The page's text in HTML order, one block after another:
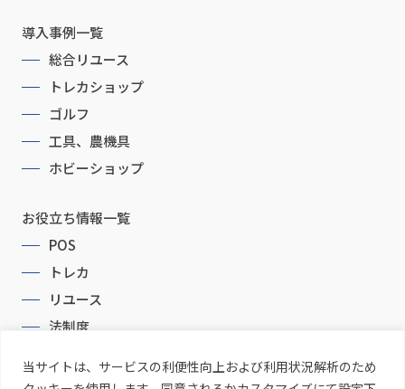
当サイトは、サービスの利便性向上および利用状況解析のため
導入事例一覧
総合リユース
トレカショップ
ゴルフ
工具、農機具
ホビーショップ
お役立ち情報一覧
POS
トレカ
リユース
法制度